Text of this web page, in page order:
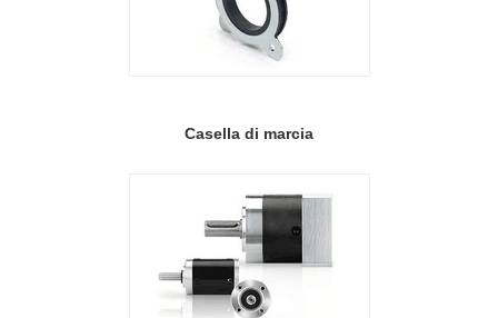
Casella di marcia